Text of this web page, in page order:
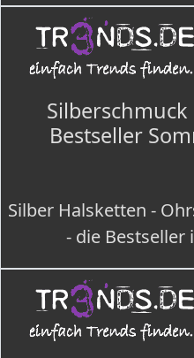
Bestseller
Silber Halsketten -
- die Bestseller